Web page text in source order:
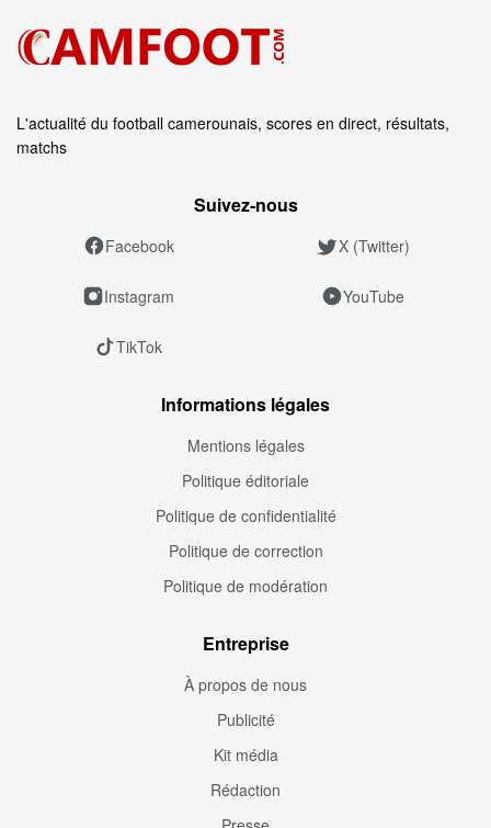
L'actualité du football camerounais, scores en direct, résultats,
matchs
Suivez‑nous
Facebook X (Twitter)
Instagram YouTube
TikTok
Informations légales
Mentions légales
Politique éditoriale
Politique de confidentialité
Politique de correction
Politique de modération
Entreprise
À propos de nous
Publicité
Kit média
Rédaction